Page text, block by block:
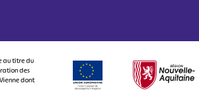
au titre du
des
dont